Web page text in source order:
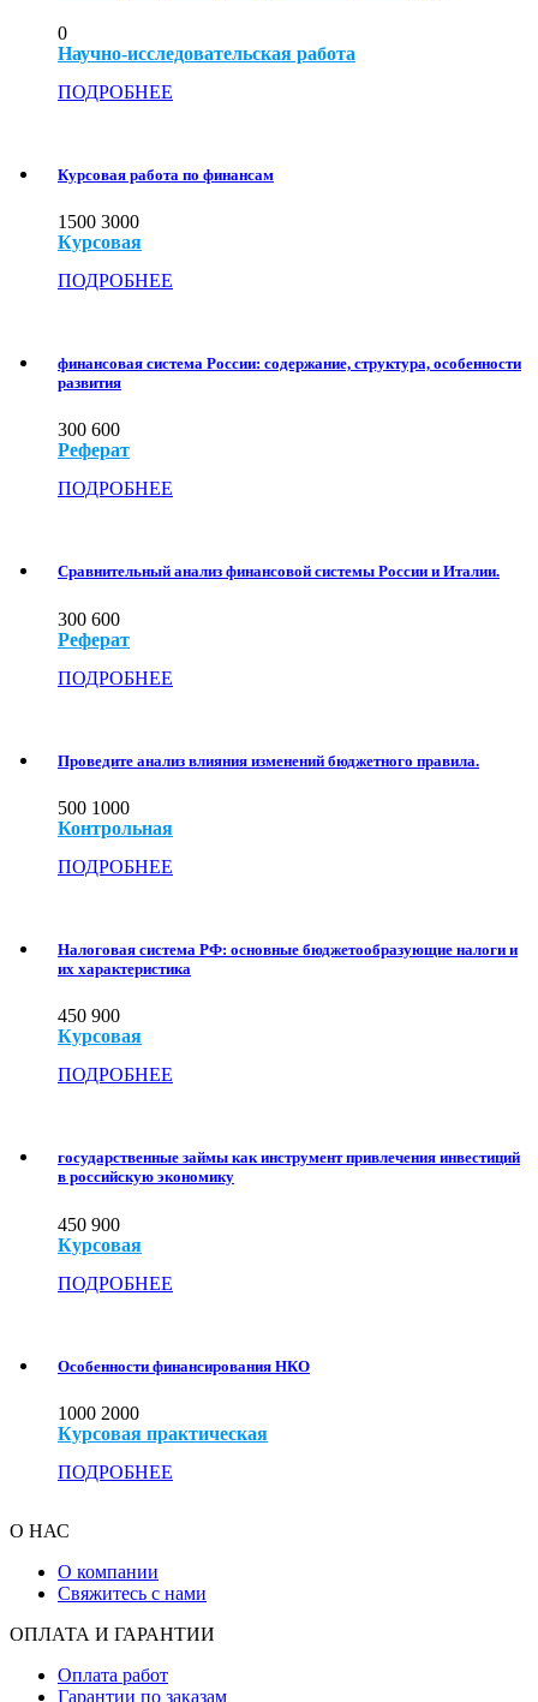
0
Научно-исследовательская работа
ПОДРОБНЕЕ
Курсовая работа по финансам
1500 3000
Курсовая
ПОДРОБНЕЕ
финансовая система России: содержание, структура, особенности
развития
300 600
Реферат
ПОДРОБНЕЕ
Сравнительный анализ финансовой системы России и Италии.
300 600
Реферат
ПОДРОБНЕЕ
Проведите анализ влияния изменений бюджетного правила.
500 1000
Контрольная
ПОДРОБНЕЕ
Налоговая система РФ: основные бюджетообразующие налоги и
их характеристика
450 900
Курсовая
ПОДРОБНЕЕ
государственные займы как инструмент привлечения инвестиций
в российскую экономику
450 900
Курсовая
ПОДРОБНЕЕ
Особенности финансирования НКО
1000 2000
Курсовая практическая
ПОДРОБНЕЕ
О НАС
О компании
Свяжитесь с нами
ОПЛАТА И ГАРАНТИИ
Оплата работ
Гарантии по заказам